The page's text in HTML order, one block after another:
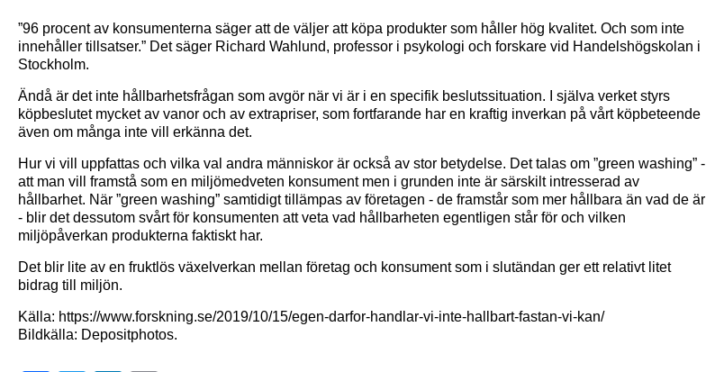
”96 procent av konsumenterna säger att de väljer att köpa produkter som håller hög kvalitet. Och som inte
innehåller tillsatser.” Det säger Richard Wahlund, professor i psykologi och forskare vid Handelshögskolan i
Stockholm.
Ändå är det inte hållbarhetsfrågan som avgör när vi är i en specifik beslutssituation. I själva verket styrs
köpbeslutet mycket av vanor och av extrapriser, som fortfarande har en kraftig inverkan på vårt köpbeteende
även om många inte vill erkänna det.
Hur vi vill uppfattas och vilka val andra människor är också av stor betydelse. Det talas om ”green washing” -
att man vill framstå som en miljömedveten konsument men i grunden inte är särskilt intresserad av
hållbarhet. När ”green washing” samtidigt tillämpas av företagen - de framstår som mer hållbara än vad de är
- blir det dessutom svårt för konsumenten att veta vad hållbarheten egentligen står för och vilken
miljöpåverkan produkterna faktiskt har.
Det blir lite av en fruktlös växelverkan mellan företag och konsument som i slutändan ger ett relativt litet
bidrag till miljön.
Källa: https://www.forskning.se/2019/10/15/egen-darfor-handlar-vi-inte-hallbart-fastan-vi-kan/
Bildkälla: Depositphotos.